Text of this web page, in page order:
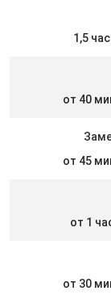
1,5
от 40
от 45
от 1
от 30